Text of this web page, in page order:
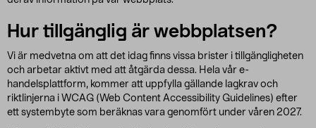
Hur tillgänglig är webbplatsen?
Vi är medvetna om att det idag finns vissa brister i tillgängligheten
och arbetar aktivt med att åtgärda dessa. Hela vår e-
handelsplattform, kommer att uppfylla gällande lagkrav och
riktlinjerna i WCAG (Web Content Accessibility Guidelines) efter
ett systembyte som beräknas vara genomfört under våren 2027.